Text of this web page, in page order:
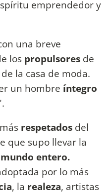
emprendedor y
una breve
los propulsores de
la casa de moda.
un hombre íntegro
respetados del
que supo llevar la
mundo entero.
por lo más
, la realeza, artistas